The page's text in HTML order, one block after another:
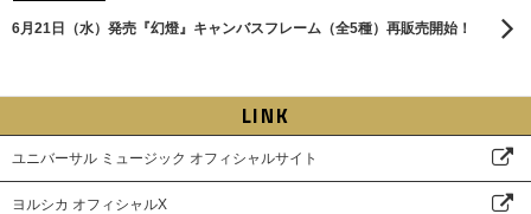
6月21日（水）発売『幻燈』キャンバスフレーム（全5種）再販売開始！
LINK
ユニバーサル ミュージック オフィシャルサイト
ヨルシカ オフィシャルX